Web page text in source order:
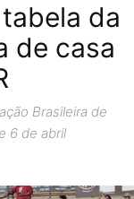
da
de casa
Brasileira de
6 de abril